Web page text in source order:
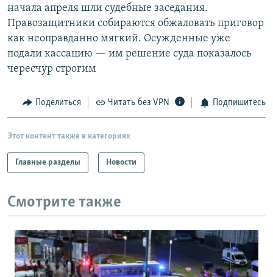
начала апреля шли судебные заседания.
Правозащитники собираются обжаловать приговор
как неоправданно мягкий. Осужденные уже
подали кассацию — им решение суда показалось
чересчур строгим
Поделиться Читать без VPN Подпишитесь
Этот контент также в категориях
Главные разделы Новости
Смотрите также